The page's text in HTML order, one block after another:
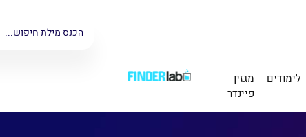
לימודים
מגזין
פיינדר